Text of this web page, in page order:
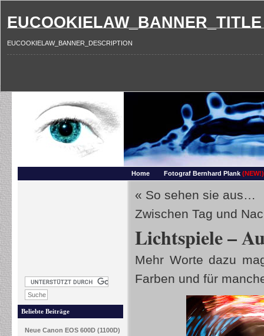
EUCOOKIELAW_BANNER_TITLE
EUCOOKIELAW_BANNER_DESCRIPTION
Home Fotograf Bernhard Plank (NEW!)
Beliebte Beiträge
Neue Canon EOS 600D (1100D)
« So sehen sie aus…
Zwischen Tag und
Lichtspiele –
Mehr Worte dazu
Farben und für